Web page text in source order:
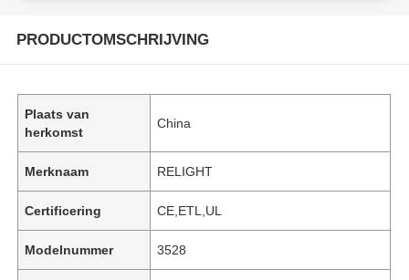
PRODUCTOMSCHRIJVING
Plaats van
herkomst
China
Merknaam RELIGHT
Certificering CE,ETL,UL
Modelnummer 3528